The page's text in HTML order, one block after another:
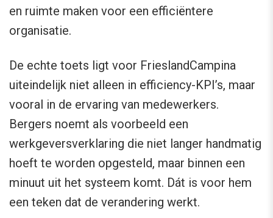
en ruimte maken voor een efficiëntere
organisatie.
De echte toets ligt voor FrieslandCampina
uiteindelijk niet alleen in efficiency-KPI’s, maar
vooral in de ervaring van medewerkers.
Bergers noemt als voorbeeld een
werkgeversverklaring die niet langer handmatig
hoeft te worden opgesteld, maar binnen een
minuut uit het systeem komt. Dát is voor hem
een teken dat de verandering werkt.